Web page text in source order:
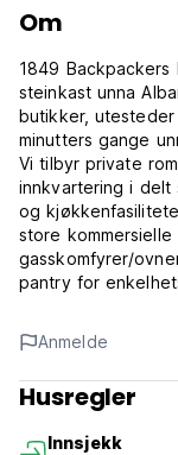
Om
1849
steinkast unna
butikker,
minutters gange
Vi tilbyr private
innkvartering i delt
og
store
gasskomfyrer/
pantry for
Andre
foran, og
med darttavle,
fotballbane som
mennesker mens
Anmelde
Husregler
Innsjekk